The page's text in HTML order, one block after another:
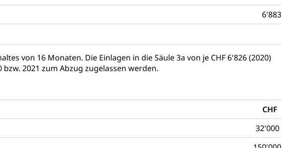
6'883
von 16 Monaten. Die Einlagen in die Säule 3a von je CHF 6'826 (2020)
2021 zum Abzug zugelassen werden.
CHF
32'000